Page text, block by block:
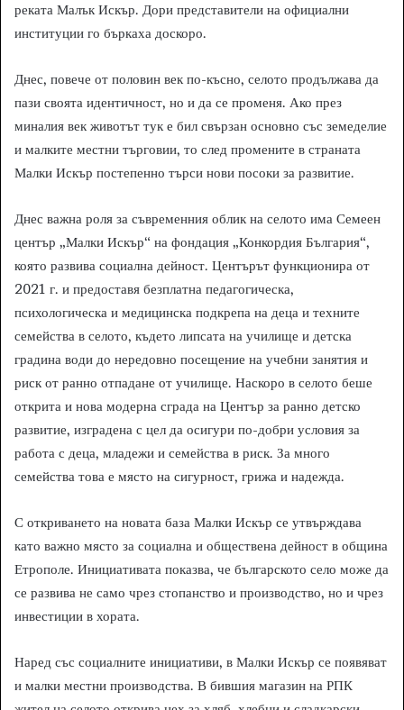
реката Малък Искър. Дори представители на официални
институции го бъркаха доскоро.
Днес, повече от половин век по-късно, селото продължава да
пази своята идентичност, но и да се променя. Ако през
миналия век животът тук е бил свързан основно със земеделие
и малките местни търговии, то след промените в страната
Малки Искър постепенно търси нови посоки за развитие.
Днес важна роля за съвременния облик на селото има Семеен
център „Малки Искър“ на фондация „Конкордия България“,
която развива социална дейност. Центърът функционира от
2021 г. и предоставя безплатна педагогическа,
психологическа и медицинска подкрепа на деца и техните
семейства в селото, където липсата на училище и детска
градина води до нередовно посещение на учебни занятия и
риск от ранно отпадане от училище. Наскоро в селото беше
открита и нова модерна сграда на Център за ранно детско
развитие, изградена с цел да осигури по-добри условия за
работа с деца, младежи и семейства в риск. За много
семейства това е място на сигурност, грижа и надежда.
С откриването на новата база Малки Искър се утвърждава
като важно място за социална и обществена дейност в община
Етрополе. Инициативата показва, че българското село може да
се развива не само чрез стопанство и производство, но и чрез
инвестиции в хората.
Наред със социалните инициативи, в Малки Искър се появяват
и малки местни производства. В бившия магазин на РПК